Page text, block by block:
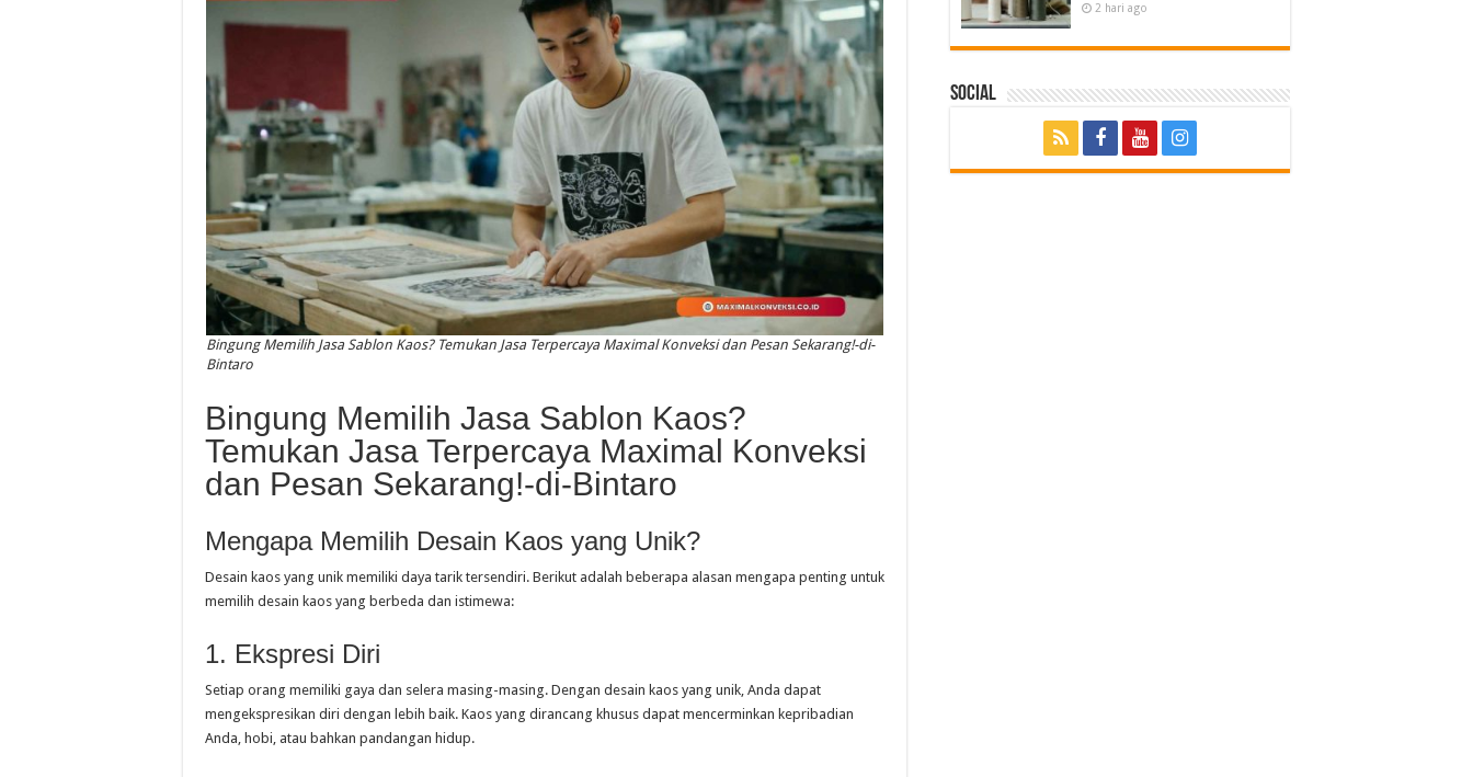
Bingung Memilih Jasa Sablon Kaos? Temukan Jasa Terpercaya Maximal Konveksi dan Pesan Sekarang!-di-
Bintaro
Bingung Memilih Jasa Sablon Kaos?
Temukan Jasa Terpercaya Maximal Konveksi
dan Pesan Sekarang!-di-Bintaro
Mengapa Memilih Desain Kaos yang Unik?
Desain kaos yang unik memiliki daya tarik tersendiri. Berikut adalah beberapa alasan mengapa penting untuk
memilih desain kaos yang berbeda dan istimewa:
1. Ekspresi Diri
Setiap orang memiliki gaya dan selera masing-masing. Dengan desain kaos yang unik, Anda dapat
mengekspresikan diri dengan lebih baik. Kaos yang dirancang khusus dapat mencerminkan kepribadian
Anda, hobi, atau bahkan pandangan hidup.
2 hari ago
Social